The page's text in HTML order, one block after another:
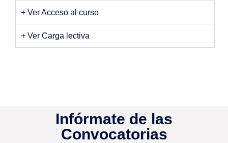
+ Ver Acceso al curso
+ Ver Carga lectiva
Infórmate de las
Convocatorias